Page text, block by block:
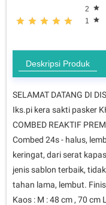
2
1
Deskripsi Produk
SELAMAT DATANG DI
Iks.pi kera sakti pasker
COMBED REAKTIF
Combed 24s - halus,
keringat, dari serat
jenis sablon terbaik,
tahan lama, lembut.
Kaos : M : 48 cm , 70 cm